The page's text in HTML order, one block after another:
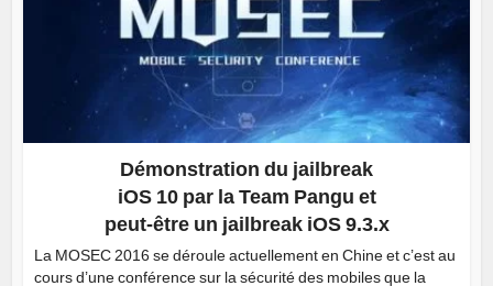
Démonstration du jailbreak
iOS 10 par la Team Pangu et
peut-être un jailbreak iOS 9.3.x
La MOSEC 2016 se déroule actuellement en Chine et c’est au
cours d’une conférence sur la sécurité des mobiles que la